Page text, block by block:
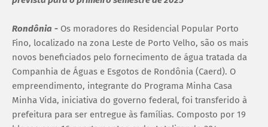
Rondônia - Os moradores do Residencial Popular Porto
Fino, localizado na zona Leste de Porto Velho, são os mais
novos beneficiados pelo fornecimento de água tratada da
Companhia de Águas e Esgotos de Rondônia (Caerd). O
empreendimento, integrante do Programa Minha Casa
Minha Vida, iniciativa do governo federal, foi transferido à
prefeitura para ser entregue às famílias. Composto por 19